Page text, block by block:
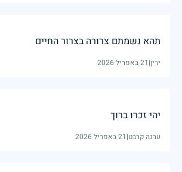
תהא נשמתם צרורה בצרור החיים
ירין|21 באפריל 2026
יהי זכרו ברוך
ערגה קרבט|21 באפריל 2026